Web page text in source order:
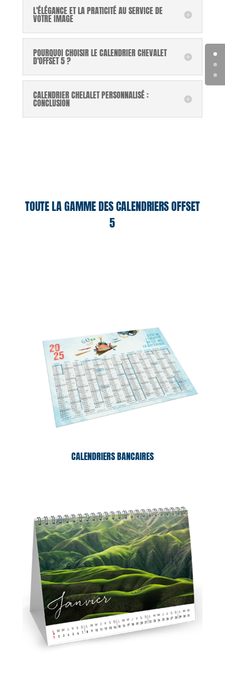
L'ÉLÉGANCE ET LA PRATICITÉ AU SERVICE DE
VOTRE IMAGE
POURQUOI CHOISIR LE CALENDRIER CHEVALET
D'OFFSET 5 ?
CALENDRIER CHELALET PERSONNALISÉ :
CONCLUSION
TOUTE LA GAMME DES CALENDRIERS OFFSET
5
CALENDRIERS BANCAIRES